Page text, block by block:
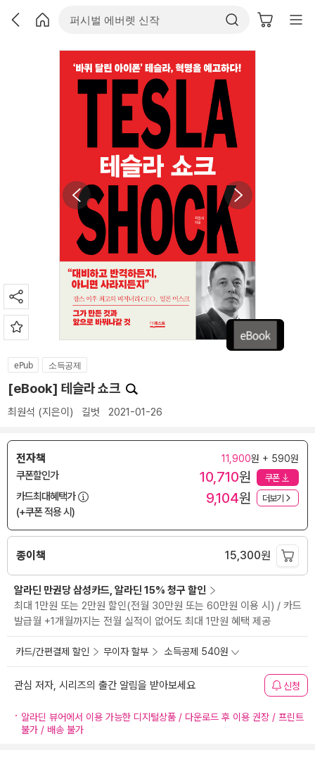
ePub 소득공제
[eBook] 테슬라 쇼크
최원석 (지은이) 길벗 2021-01-26
전자책 11,900원 + 590원
쿠폰할인가 10,710원 쿠폰
카드최대혜택가
(+쿠폰 적용 시)
9,104원 더보기
종이책 15,300원
알라딘 만권당 삼성카드, 알라딘 15% 청구 할인
최대 1만원 또는 2만원 할인(전월 30만원 또는 60만원 이용 시) / 카드
발급월 +1개월까지는 전월 실적이 없어도 최대 1만원 혜택 제공
카드/간편결제 할인 무이자 할부 소득공제 540원
관심 저자, 시리즈의 출간 알림을 받아보세요 신청
알라딘 뷰어에서 이용 가능한 디지털상품 / 다운로드 후 이용 권장 / 프린트
불가 / 배송 불가